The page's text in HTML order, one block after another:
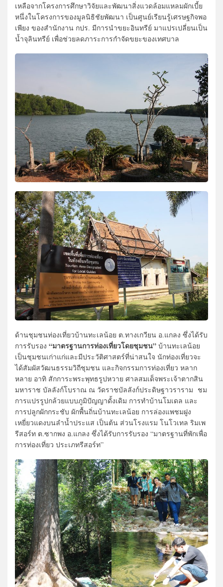
เหลือจากโครงการศึกษาวิจัยและพัฒนาสิ่งแวดล้อมแหลมผักเบี้ย
หนึ่งในโครงการของมูลนิธิชัยพัฒนา เป็นศูนย์เรียนรู้เศรษฐกิจพอ
เพียง ของสำนักงาน กปร. มีการนำขยะอินทรีย์ มาแปรเปลี่ยนเป็น
น้ำจุลินทรีย์ เพื่อช่วยลดภาระการกำจัดขยะของเทศบาล
ด้านชุมชนท่องเที่ยวบ้านทะเลน้อย ต.ทางเกวียน อ.แกลง ซึ่งได้รับ
การรับรอง “มาตรฐานการท่องเที่ยวโดยชุมชน” บ้านทะเลน้อย
เป็นชุมชนเก่าแก่และมีประวัติศาสตร์ที่น่าสนใจ นักท่องเที่ยวจะ
ได้สัมผัสวัฒนธรรมวิถีชุมชน และกิจกรรมการท่องเที่ยว หลาก
หลาย อาทิ สักการะพระพุทธรูปหวาย ศาลสมเด็จพระเจ้าตากสิน
มหาราช บัลลังก์โบราณ ณ วัดราชบัลลังก์ประดิษฐาวราราม ชม
การแปรรูปกล้วยแบบภูมิปัญญาดั้งเดิม การทำบ้านโมเดล และ
การปลูกผักกระชับ ผักพื้นถิ่นบ้านทะเลน้อย การล่องแพชมฝูง
เหยี่ยวแดงบนลำน้ำประแส เป็นต้น ส่วนโรงแรม โนโวเทล ริมเพ
รีสอร์ท ต.ซากพง อ.แกลง ซึ่งได้รับการรับรอง “มาตรฐานที่พักเพื่อ
การท่องเที่ยว ประเภทรีสอร์ท”